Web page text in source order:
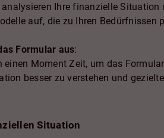
analysieren Ihre finanzielle
auf, die zu Ihren Bedürfnissen
Formular aus:
einen Moment Zeit, um das
besser zu verstehen und
Situation